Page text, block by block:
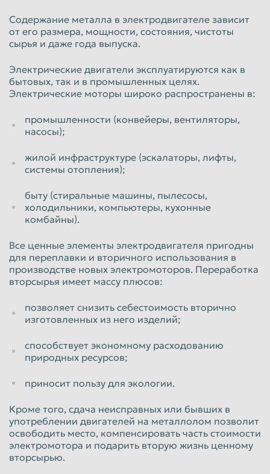
Содержание металла в электродвигателе зависит
от его размера, мощности, состояния, чистоты
сырья и даже года выпуска.
Электрические двигатели эксплуатируются как в
бытовых, так и в промышленных целях.
Электрические моторы широко распространены в:
промышленности (конвейеры, вентиляторы,
насосы);
жилой инфраструктуре (эскалаторы, лифты,
системы отопления);
быту (стиральные машины, пылесосы,
холодильники, компьютеры, кухонные
комбайны).
Все ценные элементы электродвигателя пригодны
для переплавки и вторичного использования в
производстве новых электромоторов. Переработка
вторсырья имеет массу плюсов:
позволяет снизить себестоимость вторично
изготовленных из него изделий;
способствует экономному расходованию
природных ресурсов;
приносит пользу для экологии.
Кроме того, сдача неисправных или бывших в
употреблении двигателей на металлолом позволит
освободить место, компенсировать часть стоимости
электромотора и подарить вторую жизнь ценному
вторсырью.